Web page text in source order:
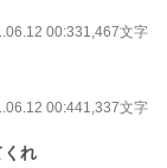
00:331,467文字
00:441,337文字
れ